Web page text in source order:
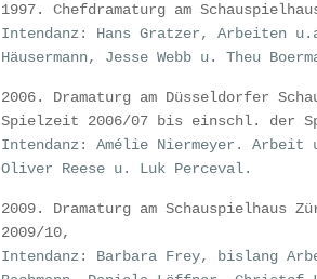
1997. Chefdramaturg am
Intendanz: Hans Gratzer, Arbeiten
Häusermann, Jesse Webb u. Theu
2006. Dramaturg am Düsseldorfer
Spielzeit 2006/07 bis einschl. der
Intendanz: Amélie Niermeyer. Arbeit
Oliver Reese u. Luk Perceval.
2009. Dramaturg am Schauspielhaus
2009/10,
Intendanz: Barbara Frey, bislang